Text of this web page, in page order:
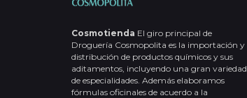
Cosmotienda El giro principal de
Droguería Cosmopolita es la importación y
distribución de productos químicos y sus
aditamentos, incluyendo una gran variedad
de especialidades. Además elaboramos
fórmulas oficinales de acuerdo a la